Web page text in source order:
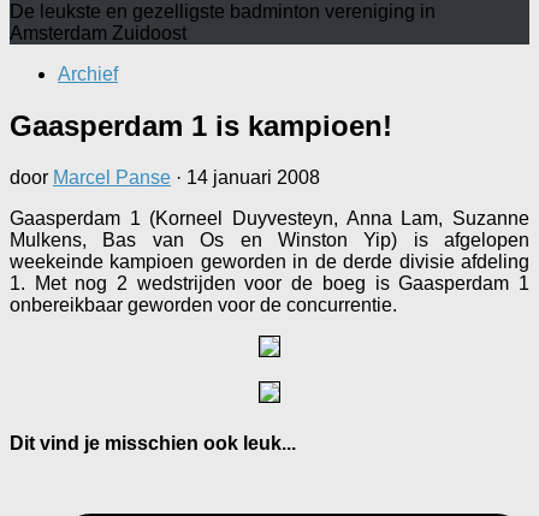
De leukste en gezelligste badminton vereniging in
Amsterdam Zuidoost
Archief
Gaasperdam 1 is kampioen!
door Marcel Panse · 14 januari 2008
Gaasperdam 1 (Korneel Duyvesteyn, Anna Lam, Suzanne
Mulkens, Bas van Os en Winston Yip) is afgelopen
weekeinde kampioen geworden in de derde divisie afdeling
1. Met nog 2 wedstrijden voor de boeg is Gaasperdam 1
onbereikbaar geworden voor de concurrentie.
Dit vind je misschien ook leuk...